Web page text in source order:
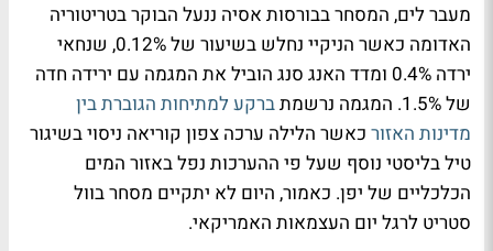
מעבר לים, המסחר בבורסות אסיה ננעל הבוקר בטריטוריה
האדומה כאשר הניקיי נחלש בשיעור של 0.12%, שנחאי
ירדה 0.4% ומדד האנג סנג הוביל את המגמה עם ירידה חדה
של 1.5%. המגמה נרשמת
ברקע למתיחות הגוברת בין
מדינות האזור כאשר הלילה ערכה צפון קוריאה ניסוי בשיגור
טיל בליסטי נוסף שעל פי ההערכות נפל באזור המים
הכלכליים של יפן. כאמור, היום לא יתקיים מסחר בוול
סטריט לרגל יום העצמאות האמריקאי.